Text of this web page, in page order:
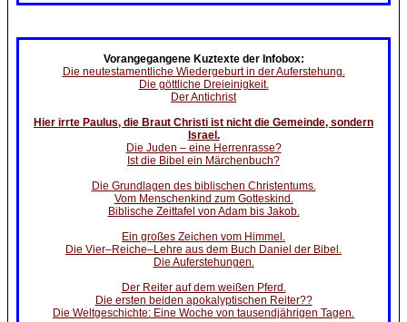
Vorangegangene Kuztexte der Infobox:
Die neutestamentliche Wiedergeburt in der Auferstehung.
Die göttliche Dreieinigkeit.
Der Antichrist
Hier irrte Paulus, die Braut Christi ist nicht die Gemeinde, sondern
Israel.
Die Juden – eine Herrenrasse?
Ist die Bibel ein Märchenbuch?
Die Grundlagen des biblischen Christentums.
Vom Menschenkind zum Gotteskind.
Biblische Zeittafel von Adam bis Jakob.
Ein großes Zeichen vom Himmel.
Die Vier–Reiche–Lehre aus dem Buch Daniel der Bibel.
Die Auferstehungen.
Der Reiter auf dem weißen Pferd.
Die ersten beiden apokalyptischen Reiter??
Die Weltgeschichte: Eine Woche von tausendjährigen Tagen.